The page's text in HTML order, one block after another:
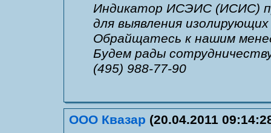
Индикатор ИСЭИС (ИСИС)
для выявления
Обрайщатесь к нашим
Будем рады
(495) 988-77-90
ООО Квазар (20.04.2011